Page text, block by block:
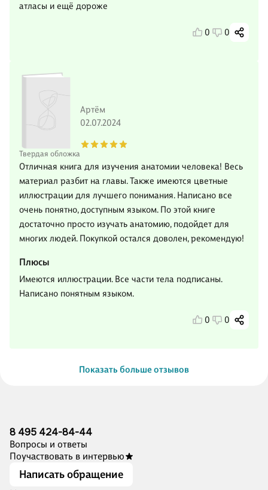
атласы и ещё дороже
0 0
Твердая обложка
Артём
02.07.2024
Отличная книга для изучения анатомии человека! Весь
материал разбит на главы. Также имеются цветные
иллюстрации для лучшего понимания. Написано все
очень понятно, доступным языком. По этой книге
достаточно просто изучать анатомию, подойдет для
многих людей. Покупкой остался доволен, рекомендую!
Плюсы
Имеются иллюстрации. Все части тела подписаны.
Написано понятным языком.
0 0
Показать больше отзывов
8 495 424-84-44
Вопросы и ответы
Поучаствовать в интервью
Написать обращение